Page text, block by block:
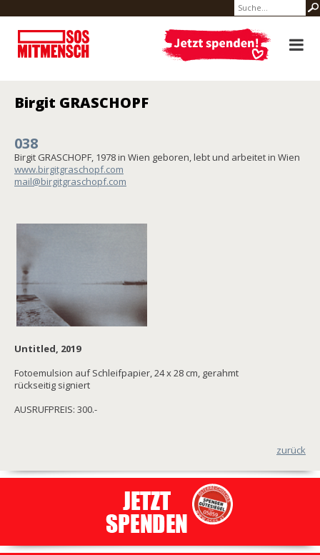
Birgit GRASCHOPF
038
Birgit GRASCHOPF, 1978 in Wien geboren, lebt und arbeitet in Wien
www.birgitgraschopf.com
mail@birgitgraschopf.com
Untitled, 2019
Fotoemulsion auf Schleifpapier, 24 x 28 cm, gerahmt
rückseitig signiert
AUSRUFPREIS: 300.-
zurück